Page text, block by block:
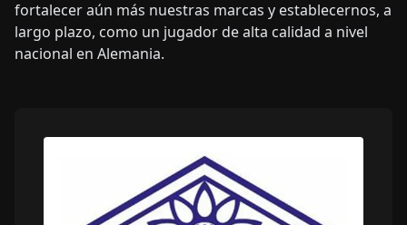
fortalecer aún más nuestras marcas y establecernos, a
largo plazo, como un jugador de alta calidad a nivel
nacional en Alemania.